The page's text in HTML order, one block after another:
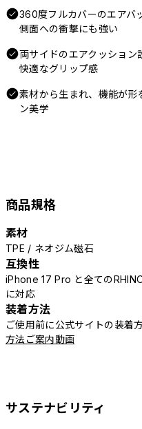
360度フルカバーのエアバ
側面への衝撃にも強い
両サイドのエアクッション
快適なグリップ感
素材から生まれ、機能が
ン美学
商品規格
素材
TPE / ネオジム磁石
互換性
iPhone 17 Pro と全ての
に対応
装着方法
ご使用前に公式サイトの装着
方法ご案内動画
サステナビリティ